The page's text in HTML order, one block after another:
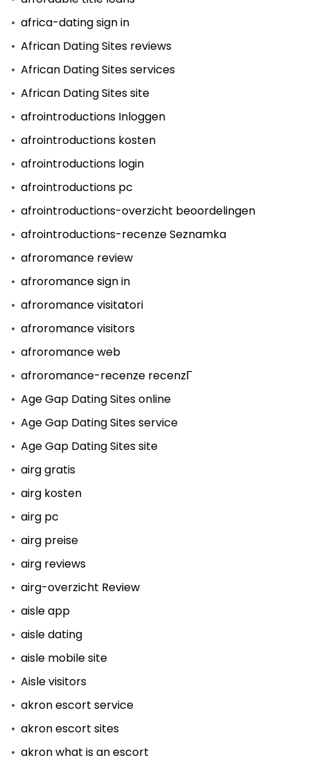
africa-dating sign in
African Dating Sites reviews
African Dating Sites services
African Dating Sites site
afrointroductions Inloggen
afrointroductions kosten
afrointroductions login
afrointroductions pc
afrointroductions-overzicht beoordelingen
afrointroductions-recenze Seznamka
afroromance review
afroromance sign in
afroromance visitatori
afroromance visitors
afroromance web
afroromance-recenze recenzГ­
Age Gap Dating Sites online
Age Gap Dating Sites service
Age Gap Dating Sites site
airg gratis
airg kosten
airg pc
airg preise
airg reviews
airg-overzicht Review
aisle app
aisle dating
aisle mobile site
Aisle visitors
akron escort service
akron escort sites
akron what is an escort